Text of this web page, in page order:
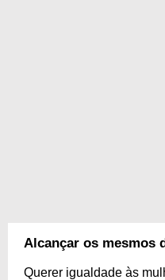
Alcançar os mesmos
Querer igualdade às